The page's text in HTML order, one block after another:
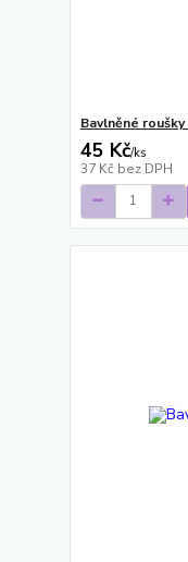
Bavlněné
45 Kč/ks
37 Kč bez DPH